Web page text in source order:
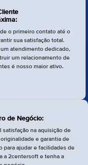
o primeiro contato até o
sua satisfação total.
atendimento dedicado,
um relacionamento de
é nosso maior ativo.
de Negócio:
na aquisição de
e garantia de
ajudar e facilidades de
a 2centersoft e tenha a